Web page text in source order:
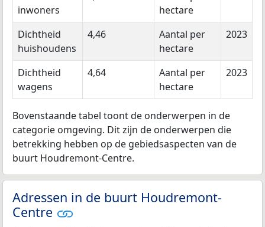
inwoners
hectare
Dichtheid
huishoudens
4,46
Aantal per
hectare
2023
Dichtheid
wagens
4,64
Aantal per
hectare
2023
Bovenstaande tabel toont de onderwerpen in de
categorie omgeving. Dit zijn de onderwerpen die
betrekking hebben op de gebiedsaspecten van de
buurt Houdremont-Centre.
Adressen in de buurt Houdremont-
Centre